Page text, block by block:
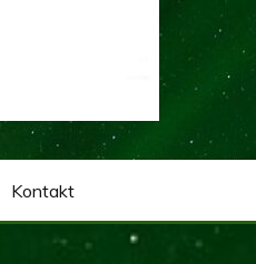
NR 68 IM.
Kontakt